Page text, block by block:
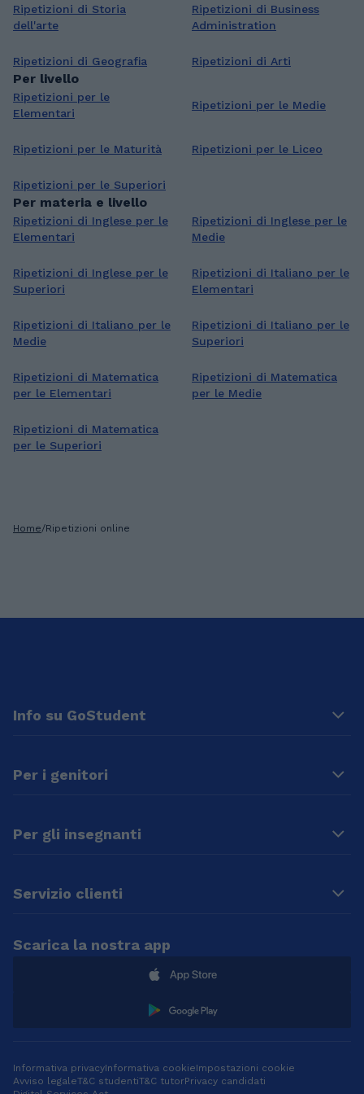
Ripetizioni di Storia
dell'arte
Ripetizioni di Business
Administration
Ripetizioni di Geografia Ripetizioni di Arti
Per livello
Ripetizioni per le
Elementari
Ripetizioni per le Medie
Ripetizioni per le Maturità Ripetizioni per le Liceo
Ripetizioni per le Superiori
Per materia e livello
Ripetizioni di Inglese per le
Elementari
Ripetizioni di Inglese per le
Medie
Ripetizioni di Inglese per le
Superiori
Ripetizioni di Italiano per le
Elementari
Ripetizioni di Italiano per le
Medie
Ripetizioni di Italiano per le
Superiori
Ripetizioni di Matematica
per le Elementari
Ripetizioni di Matematica
per le Medie
Ripetizioni di Matematica
per le Superiori
Home/Ripetizioni online
Info su GoStudent
Per i genitori
Per gli insegnanti
Servizio clienti
Scarica la nostra app
Informativa privacyInformativa cookieImpostazioni cookie
Avviso legaleT&C studentiT&C tutorPrivacy candidati